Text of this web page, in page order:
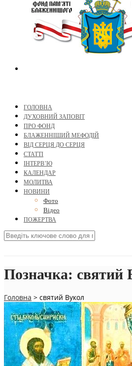
ГОЛОВНА
ДУХОВНИЙ ЗАПОВІТ
ПРО ФОНД
БЛАЖЕННІШИЙ МЕФОДІЙ
ВІД СЕРЦЯ ДО СЕРЦЯ
СТАТТІ
ІНТЕРВ’Ю
КАЛЕНДАР
МОЛИТВА
НОВИНИ
Фото
Відео
ПОЖЕРТВА
Позначка: святий
Головна > святий Вукол